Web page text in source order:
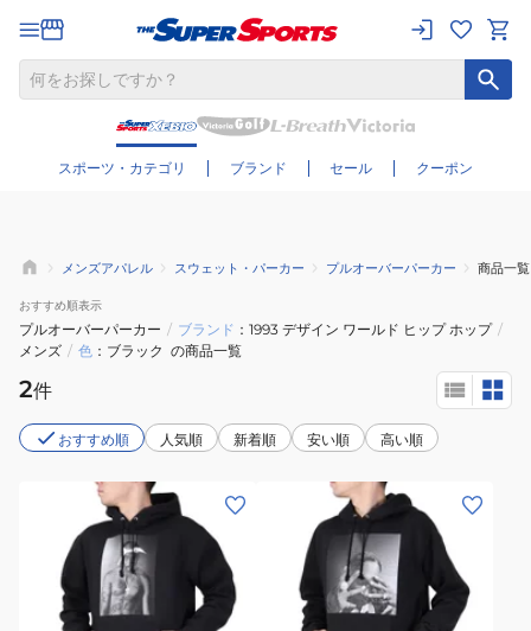
スポーツ・カテゴリ ブランド セール クーポン
さらに絞り込む
メンズアパレル スウェット・パーカー プルオーバーパーカー 商品一覧
おすすめ順表示
プルオーバーパーカー / ブランド 1993 デザイン ワールド ヒップ ホップ /
メンズ / 色 ブラック の商品一覧
2件
おすすめ順 人気順 新着順 安い順 高い順